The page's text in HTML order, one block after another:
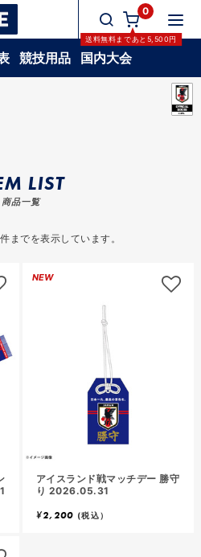
0
送料無料まであと 5,500円
競技用品 国内大会
LIST
商品一覧
件までを表示しています。
NEW
アイスランド戦マッチデー 勝守
り 2026.05.31
¥2,200 (税込）